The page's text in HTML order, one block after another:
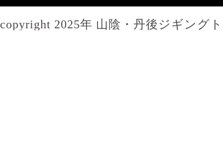
copyright 2025年 山陰・丹後ジギング